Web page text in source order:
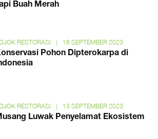
Buah Merah
RESTORASI | 16 SEPTEMBER 2023
Pohon Dipterokarpa di
RESTORASI | 13 SEPTEMBER 2023
Luwak Penyelamat Ekosistem